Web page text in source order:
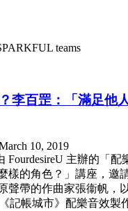
teams
李百罡：「滿足他
10, 2019
FourdesireU 主辦的「配
樣的角色？」講座，邀
聲帶的作曲家張衞帆，
記帳城市》配樂音效製